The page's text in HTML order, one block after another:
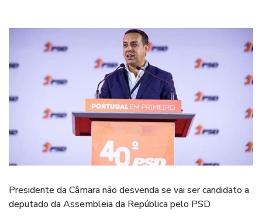
Presidente da Câmara não desvenda se vai ser candidato a
deputado da Assembleia da República pelo PSD